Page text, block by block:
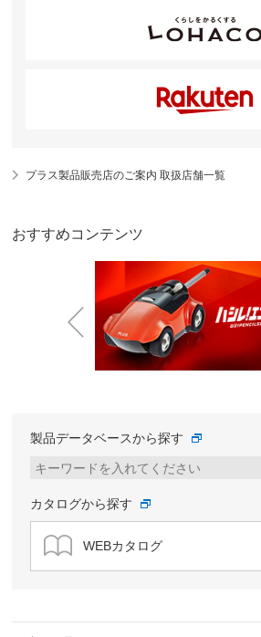
プラス製品販売店のご案内 取扱店舗一覧
おすすめコンテンツ
製品データベースから探す
カタログから探す
WEBカタログ